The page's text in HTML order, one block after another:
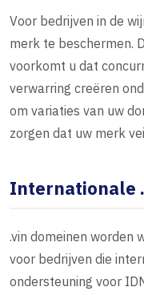
Voor bedrijven in de
merk te beschermen.
voorkomt u dat
verwarring creëren
om variaties van uw
zorgen dat uw merk
Internationale
.vin domeinen worden
voor bedrijven die
ondersteuning voor